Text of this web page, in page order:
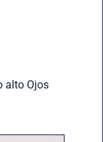
alto Ojos